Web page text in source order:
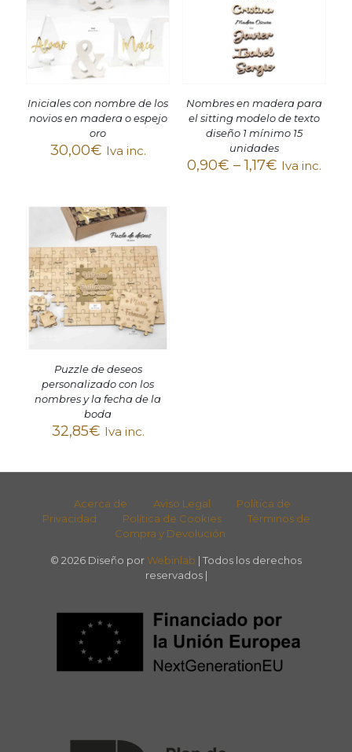
Iniciales con nombre de los
novios en madera o espejo
oro
30,00€ Iva inc.
Nombres en madera para
el sitting modelo de texto
diseño 1 mínimo 15
unidades
0,90€ –1,17€ Iva inc.
Puzzle de deseos
personalizado con los
nombres y la fecha de la
boda
32,85€ Iva inc.
Acerca de Aviso Legal
Política de
Privacidad
Política de Cookies
Términos de
Compra y Devolución
© 2026 Diseño por Webinlab | Todos los derechos
reservados |